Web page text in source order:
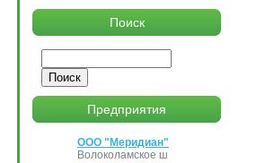
Поиск
Предприятия
ООО "Меридиан"
Волоколамское ш